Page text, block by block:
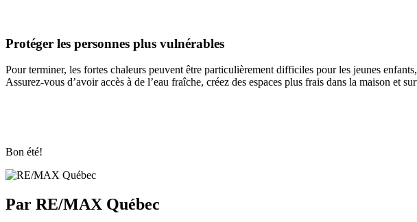
Protéger les personnes plus vulnérables
Pour terminer, les fortes chaleurs peuvent être particulièrement difficiles pour les jeunes
Assurez-vous d’avoir accès à de l’eau fraîche, créez des espaces plus frais dans la maison et
Bon été!
Par RE/MAX Québec